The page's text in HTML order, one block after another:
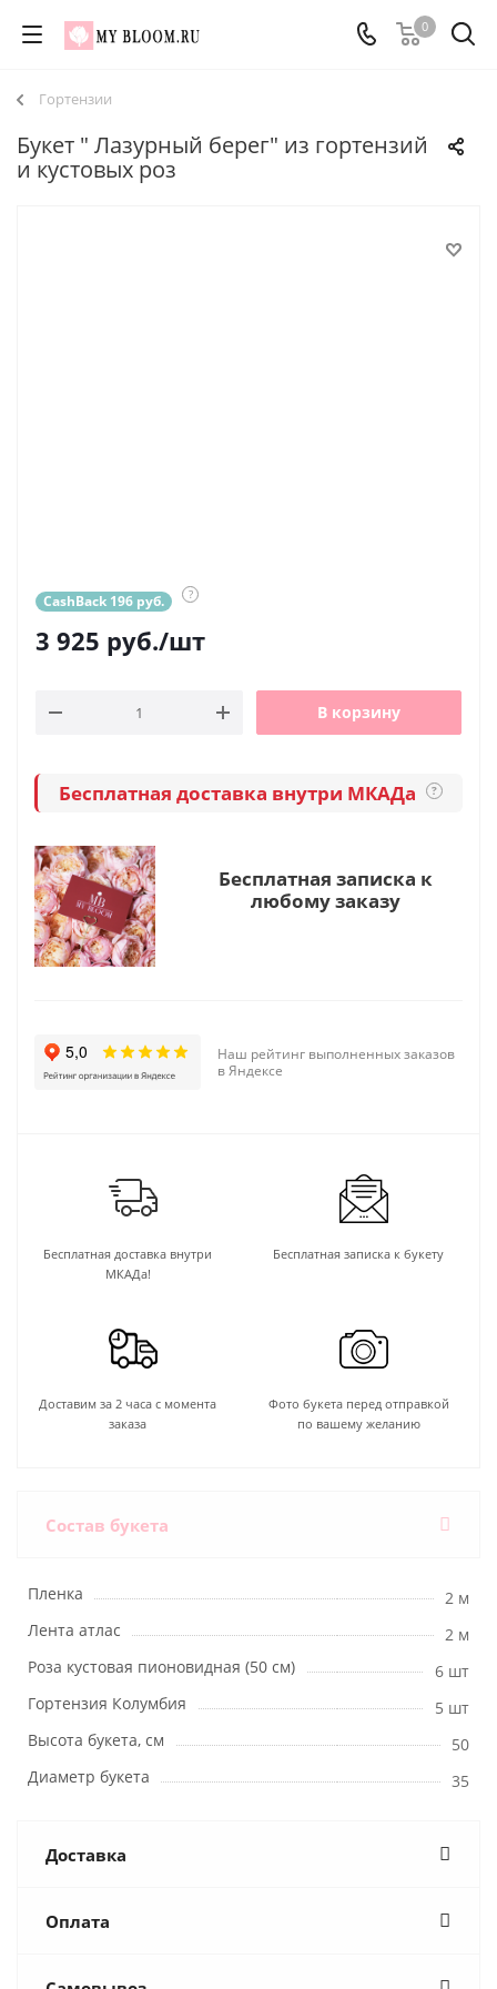
0
Гортензии
Букет " Лазурный берег" из гортензий
и кустовых роз
CashBack 196 руб. ?
3 925 руб./шт
В корзину
Бесплатная доставка внутри МКАДа ?
Бесплатная записка к
любому заказу
Наш рейтинг выполненных заказов
в Яндексе
Бесплатная доставка внутри
МКАДа!
Бесплатная записка к букету
Доставим за 2 часа с момента
заказа
Фото букета перед отправкой
по вашему желанию
Состав букета
Пленка
2 м
Лента атлас
2 м
Роза кустовая пионовидная (50 см)
6 шт
Гортензия Колумбия
5 шт
Высота букета, см
50
Диаметр букета
35
Доставка
Оплата